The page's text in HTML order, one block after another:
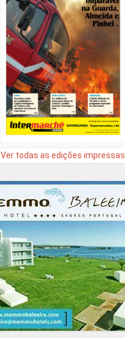
Ver todas as edições impressas